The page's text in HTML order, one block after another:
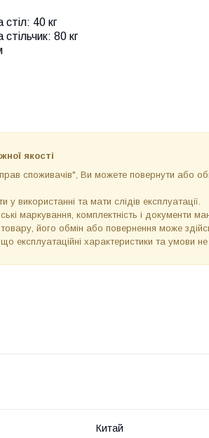
40 кг
80 кг
якості
споживачів", Ви можете повернути або
використанні та мати слідів експлуатації.
маркування, комплектність і документи
його обмін або повернення може
експлуатаційні характеристики та умови
Китай